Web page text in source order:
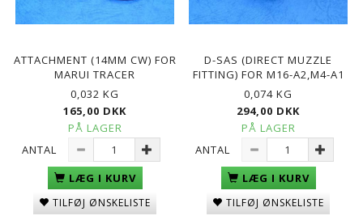
ATTACHMENT (14MM CW) FOR
MARUI TRACER
0,032 KG
165,00 DKK
PÅ LAGER
ANTAL
LÆG I KURV
TILFØJ ØNSKELISTE
D-SAS (DIRECT MUZZLE
FITTING) FOR M16-A2,M4-A1
0,074 KG
294,00 DKK
PÅ LAGER
ANTAL
LÆG I KURV
TILFØJ ØNSKELISTE